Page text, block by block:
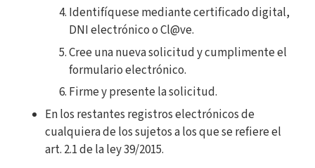
Identifíquese mediante certificado digital,
DNI electrónico o Cl@ve.
Cree una nueva solicitud y cumplimente el
formulario electrónico.
Firme y presente la solicitud.
En los restantes registros electrónicos de
cualquiera de los sujetos a los que se refiere el
art. 2.1 de la ley 39/2015.